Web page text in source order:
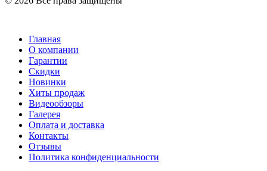
Главная
О компании
Гарантии
Скидки
Новинки
Хиты продаж
Видеообзоры
Галерея
Оплата и доставка
Контакты
Отзывы
Политика конфиденциальности